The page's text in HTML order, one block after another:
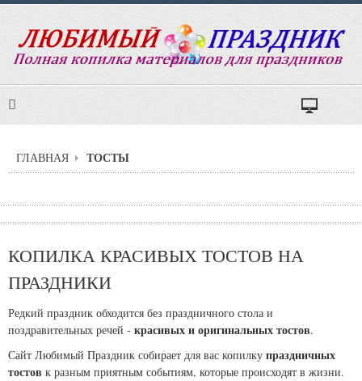
ГЛАВНАЯ ТОСТЫ
КОПИЛКА КРАСИВЫХ ТОСТОВ НА
ПРАЗДНИКИ
Редкий праздник обходится без праздничного стола и
поздравительных речей - красивых и оригинальных тостов.
Сайт Любимый Праздник собирает для вас копилку праздничных
тостов к разным приятным событиям, которые происходят в жизни.